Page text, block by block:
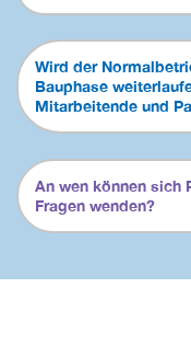
Wird der
Bauphase
Mitarbeitende und
An wen können sich
Fragen wenden?